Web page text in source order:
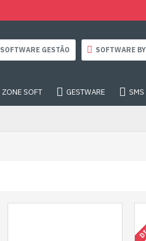
SOFTWARE GESTÃO SOFTWARE
ZONE SOFT GESTWARE